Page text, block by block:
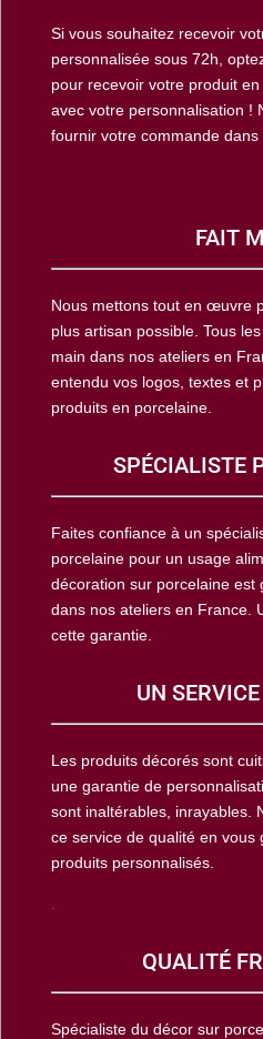
Si vous souhaitez recevoir
personnalisée sous 72h,
pour recevoir votre produit
avec votre personnalisation !
fournir votre commande dans
FAIT
Nous mettons tout en œuvre
plus artisan possible. Tous
main dans nos ateliers en
entendu vos logos, textes et
produits en porcelaine.
SPÉCIALISTE
Faites confiance à un
porcelaine pour un usage
décoration sur porcelaine est
dans nos ateliers en France.
cette garantie.
UN
Les produits décorés sont
une garantie de
sont inaltérables, inrayables.
ce service de qualité en vous
produits personnalisés.
QUALITÉ
Spécialiste du décor sur